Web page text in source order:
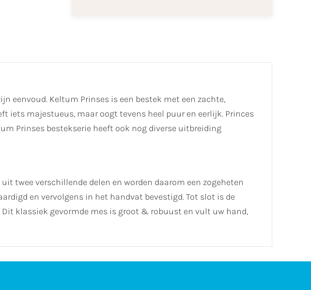
eenvoud. Keltum Prinses is een bestek met een zachte,
iets majestueus, maar oogt tevens heel puur en eerlijk. Princes
Prinses bestekserie heeft ook nog diverse uitbreiding
twee verschillende delen en worden daarom een zogeheten
en vervolgens in het handvat bevestigd. Tot slot is de
klassiek gevormde mes is groot & robuust en vult uw hand,